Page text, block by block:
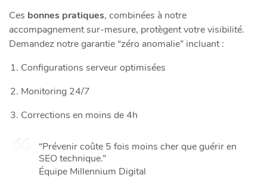
Ces bonnes pratiques, combinées à notre
accompagnement sur-mesure, protègent votre visibilité.
Demandez notre garantie “zéro anomalie” incluant :
Configurations serveur optimisées
Monitoring 24/7
Corrections en moins de 4h
“Prévenir coûte 5 fois moins cher que guérir en
SEO technique.”
Équipe Millennium Digital